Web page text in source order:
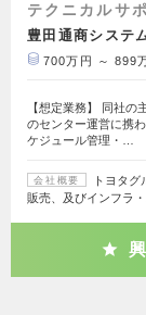
テクニカルサ
豊田通商システ
700万円 ～ 899
【想定業務】 同社の
のセンター運営に携
ケジュール管理・…
会社概要
トヨタ
販売、及びインフラ